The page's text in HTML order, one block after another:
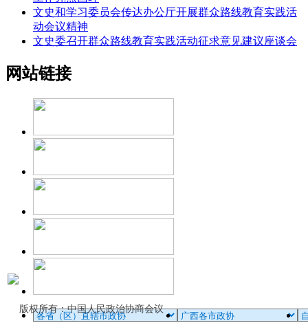
文史和学习委员会传达办公厅开展群众路线教育实践活
动会议精神
文史委召开群众路线教育实践活动征求意见建议座谈会
网站链接
版权所有：中国人民政治协商会议